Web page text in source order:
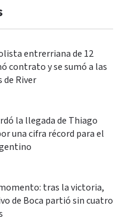
entrerriana de 12
contrato y se sumó a las
de River
la llegada de Thiago
una cifra récord para el
tras la victoria,
de Boca partió sin cuatro